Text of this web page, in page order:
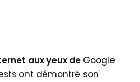
aux yeux de Google
ont démontré son